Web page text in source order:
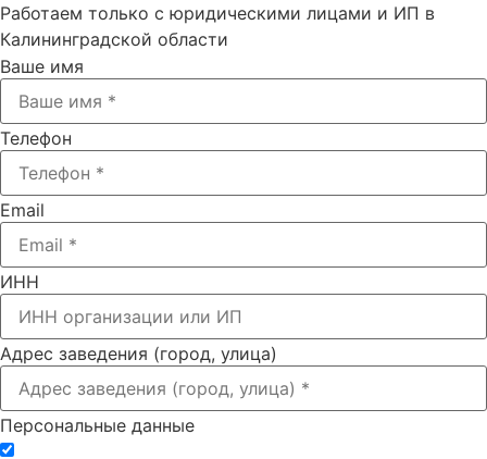
Работаем только с юридическими лицами и ИП в
Калининградской области
Ваше имя
Телефон
Email
ИНН
Адрес заведения (город, улица)
Персональные данные